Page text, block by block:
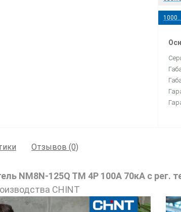
Отзывов (0)
NM8N-125Q TM 4P 100А 70кА с рег.
CHINT